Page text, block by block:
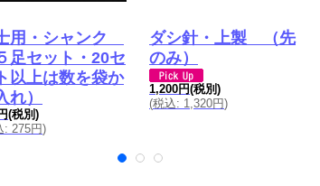
用・シャンク
足セット・20セ
以上は数を袋か
れ）
(税別)
: 275円)
ダシ針・上製 （先
のみ）
1,200円(税別)
(税込: 1,320円)